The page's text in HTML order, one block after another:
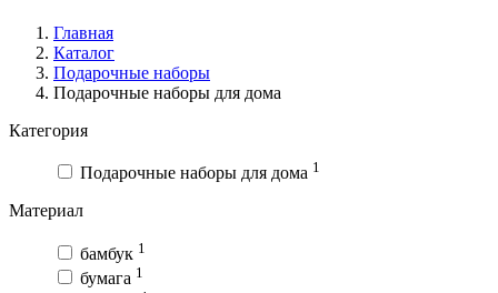
Главная
Каталог
Подарочные наборы
Подарочные наборы для дома
Категория
Подарочные наборы для дома 1
Материал
бамбук 1
бумага 1